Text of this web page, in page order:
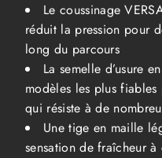
Le coussinage
réduit la pression pour
long du parcours
La semelle d’usure
modèles les plus
qui résiste à de
Une tige en maille
sensation de fraîcheur